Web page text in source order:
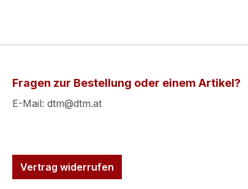
Fragen zur Bestellung oder einem Artikel?
E-Mail: dtm@dtm.at
Vertrag widerrufen